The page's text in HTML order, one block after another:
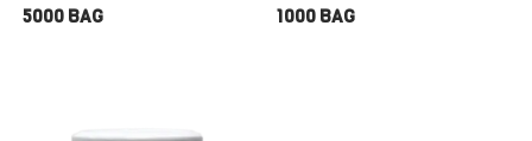
5000 BAG 1000 BAG